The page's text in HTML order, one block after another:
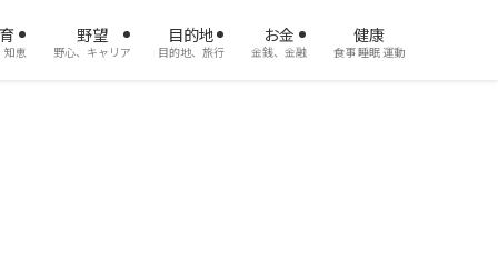
知恵
野望
野心、キャリア
目的地
目的地、旅行
お金
金銭、金融
健康
食事 睡眠 運動